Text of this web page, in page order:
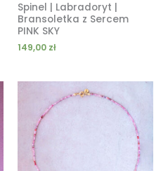
Spinel | Labradoryt |
Bransoletka z Sercem
PINK SKY
149,00 zł
cen:
119,00 zł
209,00 zł